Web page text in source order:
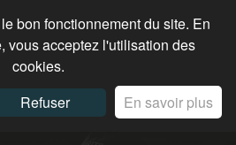
bon fonctionnement du site. En
vous acceptez l'utilisation des
cookies.
Refuser En savoir plus